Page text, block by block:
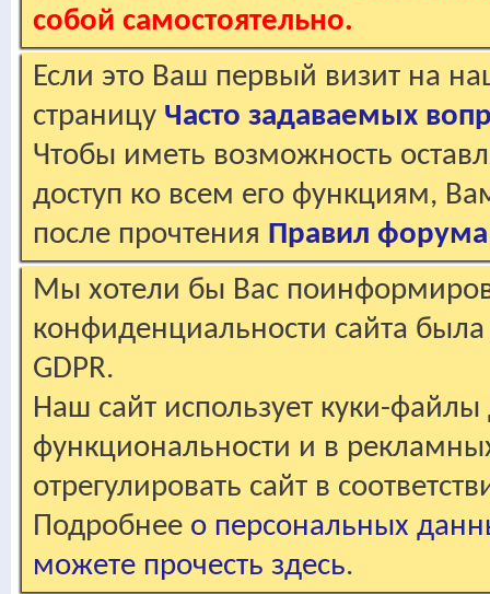
собой самостоятельно.
Если это Ваш первый визит на
страницу Часто задаваемых
Чтобы иметь возможность
доступ ко всем его функциям,
после прочтения Правил форума
Мы хотели бы Вас
конфиденциальности сайта
GDPR.
Наш сайт использует куки-файлы
функциональности и в
отрегулировать сайт в
Подробнее о персональных
можете прочесть здесь.